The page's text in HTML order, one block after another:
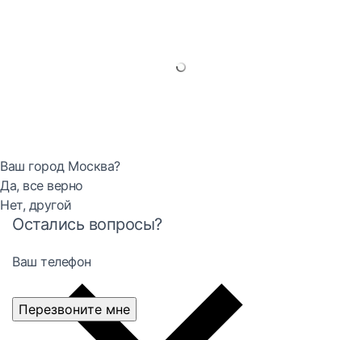
Ваш город Москва?
Да, все верно
Нет, другой
Остались вопросы?
Ваш телефон
Перезвоните мне